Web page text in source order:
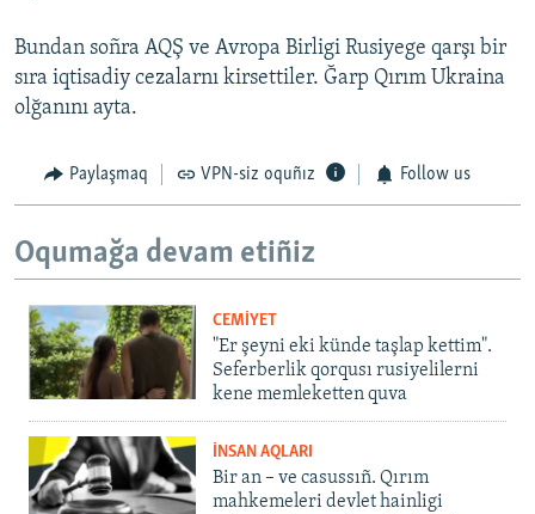
Bundan soñra AQŞ ve Avropa Birligi Rusiyege qarşı bir
sıra iqtisadiy cezalarnı kirsettiler. Ğarp Qırım Ukraina
olğanını ayta.
Paylaşmaq VPN-siz oquñız Follow us
Oqumağa devam etiñiz
CEMİYET
"Er şeyni eki künde taşlap kettim".
Seferberlik qorqusı rusiyelilerni
kene memleketten quva
İNSAN AQLARI
Bir an – ve casussıñ. Qırım
mahkemeleri devlet hainligi